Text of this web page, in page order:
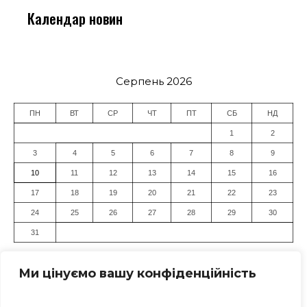
Ми цінуємо вашу конфіденційність
Календар новин
Серпень 2026
ПН ВТ СР ЧТ ПТ СБ НД
1 2
3 4 5 6 7 8 9
10 11 12 13 14 15 16
17 18 19 20 21 22 23
24 25 26 27 28 29 30
31